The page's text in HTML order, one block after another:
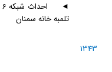
◄
تلمبه خانه سمنان
1343